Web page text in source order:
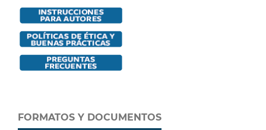
FORMATOS Y DOCUMENTOS